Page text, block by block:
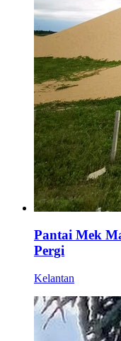
Pantai Mek
Pergi
Kelantan